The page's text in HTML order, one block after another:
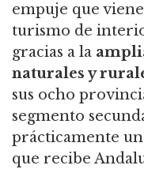
empuje que
turismo de
gracias a la
naturales y
sus ocho
segmento
prácticamente
que recibe